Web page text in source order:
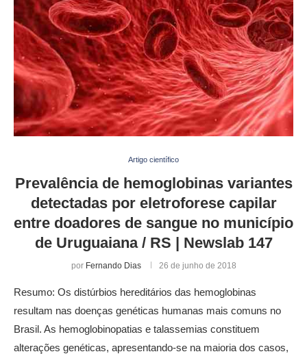
Artigo científico
Prevalência de hemoglobinas variantes
detectadas por eletroforese capilar
entre doadores de sangue no município
de Uruguaiana / RS | Newslab 147
por Fernando Dias 26 de junho de 2018
Resumo: Os distúrbios hereditários das hemoglobinas
resultam nas doenças genéticas humanas mais comuns no
Brasil. As hemoglobinopatias e talassemias constituem
alterações genéticas, apresentando-se na maioria dos casos,